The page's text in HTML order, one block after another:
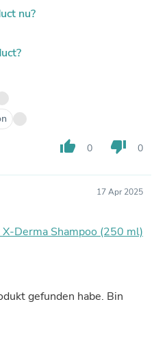
nu?
thumb_up 0 thumb_down 0
17 Apr 2025
Derma Shampoo (250 ml)
gefunden habe. Bin